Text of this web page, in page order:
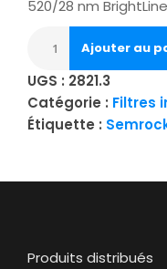
520/28 nm BrightLine
Ajouter au
UGS : 2821.3
Catégorie : Filtres
Étiquette :
Produits distribués